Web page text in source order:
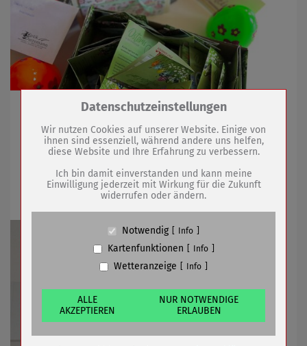
Erfolgreiche Ostereiersuche in der Innenstadt beendet
30.04.2025 mehr
Information des Einwohnermeldeamtes
Zum Betrieb der Seite notwendige Cookies /
Name
PHP Session Cookie
Anbieter
Eigentümer dieser Website (Wenko-
Wenselaar GmbH & Co. KG)
Absicherung Kontaktformular / SPAM
Cookiespeicherung Entscheidungscookie
Anbieter
Eigentümer dieser Website (Wenko-
Wenselaar GmbH & Co. KG)
Zweck
Speichert die Einstellungen der Besucher
bezüglich der Speicherung von Cookies.
Cookie Name
dywc
Datenschutzeinstellungen
Wir nutzen Cookies auf unserer Website. Einige von
ihnen sind essenziell, während andere uns helfen,
diese Website und Ihre Erfahrung zu verbessern.
Ich bin damit einverstanden und kann meine
Einwilligung jederzeit mit Wirkung für die Zukunft
widerrufen oder ändern.
Notwendig Info
Kartenfunktionen Info
Wetteranzeige Info
ALLE
AKZEPTIEREN
NUR NOTWENDIGE
ERLAUBEN